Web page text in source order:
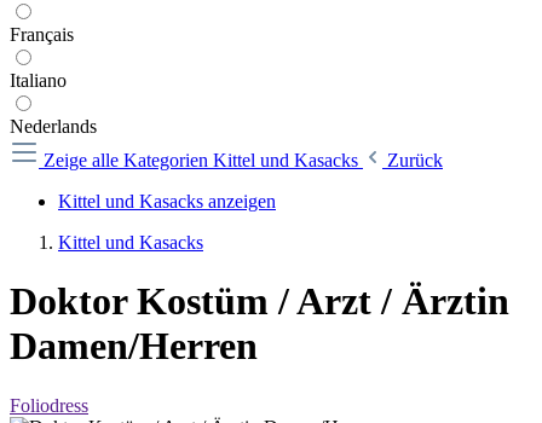
Français
Italiano
Nederlands
Zeige alle Kategorien Kittel und Kasacks
Zurück
Kittel und Kasacks anzeigen
Kittel und Kasacks
Doktor Kostüm / Arzt / Ärztin
Damen/Herren
Foliodress